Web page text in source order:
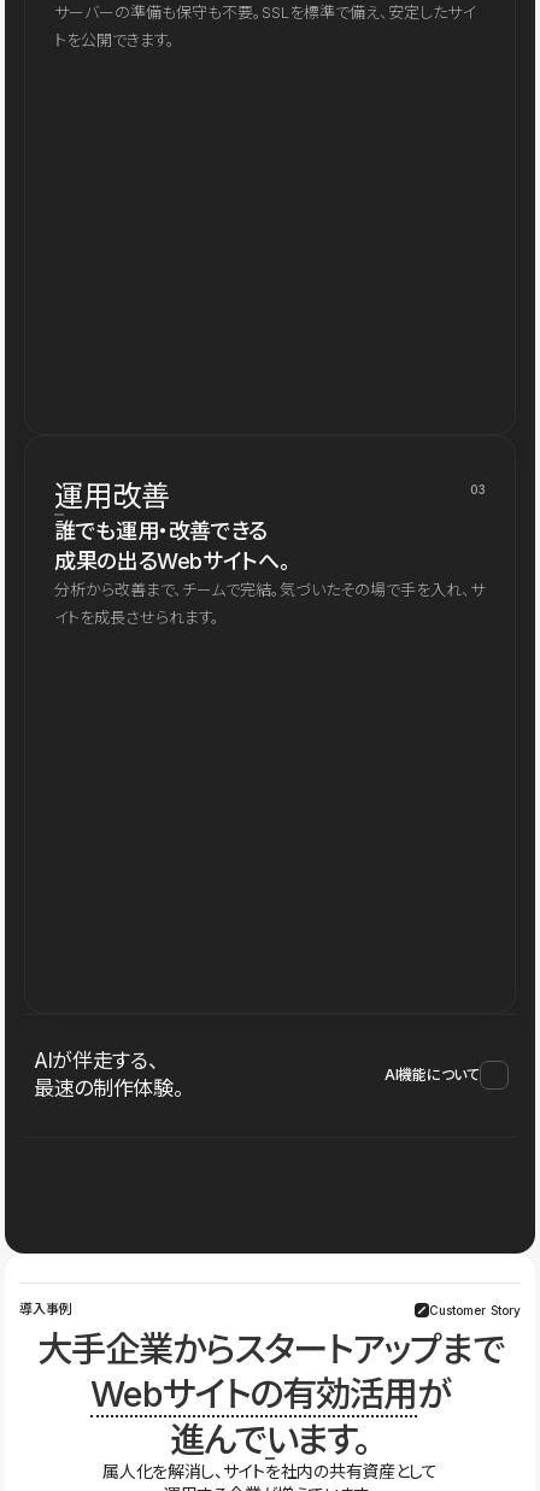
サーバーの準備も保守も不要。SSLを標準で備え、安定したサイ
トを公開できます。
運用改善 03
誰でも運用・改善できる
成果の出るWebサイトへ。
分析から改善まで、チームで完結。気づいたその場で手を入れ、サ
イトを成長させられます。
AIが伴走する、
最速の制作体験。
AI機能について
導入事例 Customer Story
大手企業からスタートアップまで
Webサイトの有効活用が
進んでいます。
属人化を解消し、サイトを社内の共有資産として